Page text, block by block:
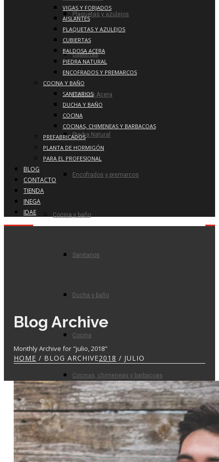
Plaquetas y azulejos
Cubiertas
Baldosa Acera
Piedra Natural
Encofrados y premarcos
Cocina y baño
Sanitarios
Ducha y baño
Cocina
Cocinas, chimeneas y barbacoas
Prefabricados
Planta de hormigón
VIGAS Y FORJADOS
AISLANTES
PLAQUETAS Y AZULEJOS
CUBIERTAS
BALDOSA ACERA
PIEDRA NATURAL
ENCOFRADOS Y PREMARCOS
COCINA Y BAÑO
SANITARIOS
DUCHA Y BAÑO
COCINA
COCINAS, CHIMENEAS Y BARBACOAS
PREFABRICADOS
PLANTA DE HORMIGÓN
PARA EL PROFESIONAL
BLOG
CONTACTO
TIENDA
INEGA
IDAE
Blog Archive
Monthly Archive for "julio, 2018"
HOME / BLOG ARCHIVE2018 / JULIO